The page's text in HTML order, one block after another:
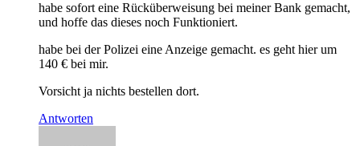
habe sofort eine Rücküberweisung bei meiner Bank gemacht,
und hoffe das dieses noch Funktioniert.
habe bei der Polizei eine Anzeige gemacht. es geht hier um
140 € bei mir.
Vorsicht ja nichts bestellen dort.
Antworten